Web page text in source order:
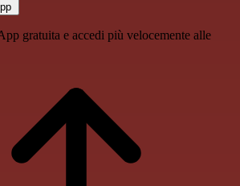
gratuita e accedi più velocemente alle